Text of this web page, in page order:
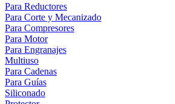
Para Reductores
Para Corte y Mecanizado
Para Compresores
Para Motor
Para Engranajes
Multiuso
Para Cadenas
Para Guías
Siliconado